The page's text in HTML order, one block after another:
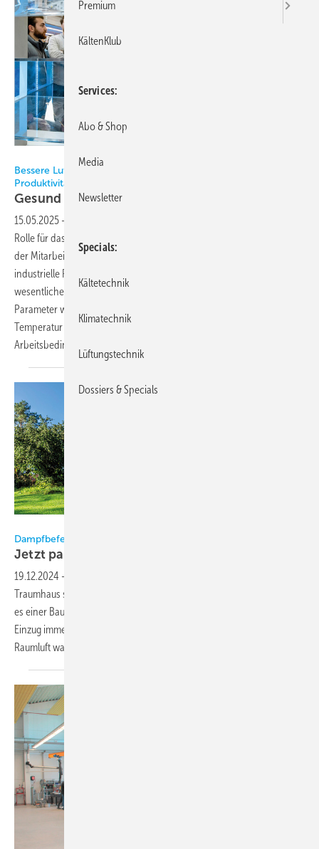
Bessere Luft am Arbeitsplatz – Schlüssel für Gesundheit und
Produktivität
Gesund atmen
15.05.2025 -
Rolle für das Wohlbefinden, die Gesundheit und die Leistungsfähigkeit
der Mitarbeitenden. Egal, ob es sich um Büros, Homeoffices oder
industrielle Fertigungshallen handelt – saubere Luft ist ein
wesentlicher Faktor für einen erfolgreichen Arbeitstag. Verschiedene
Parameter wie CO2-Gehalt, Luftfeuchtigkeit, Feinstaub, Viren und
Temperatur beeinflussen die Raumluft und somit die
Arbeitsbedingungen.
Dampfbefeuchter sorgt für gutes Klima im Traumhaus
Jetzt passt auch die
19.12.2024 -
Traumhaus saniert wurde – und doch nicht glücklich? Genauso ging
es einer Bauherrenfamilie aus dem Tölzer Land. Sie wurde nach dem
Einzug immer wieder von Erkältungen und Infekten heimgesucht – die
Raumluft war die
Premium
KältenKlub
Services
Abo & Shop
Media
Newsletter
Specials
Kältetechnik
Klimatechnik
Lüftungstechnik
Dossiers & Specials